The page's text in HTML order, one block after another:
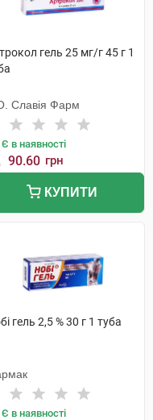
гель 25 мг/г 45 г 1
Славія Фарм
Є в наявності
90.60 грн
КУПИТИ
гель 2,5 % 30 г 1 туба
Є в наявності